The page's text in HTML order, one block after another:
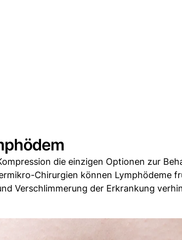
die einzigen Optionen zur
Chirurgien können Lymphödeme
Verschlimmerung der Erkrankung